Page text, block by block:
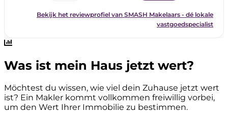
Was ist mein Haus jetzt wert?
Möchtest du wissen, wie viel dein Zuhause jetzt wert
ist? Ein Makler kommt vollkommen freiwillig vorbei,
um den Wert Ihrer Immobilie zu bestimmen.